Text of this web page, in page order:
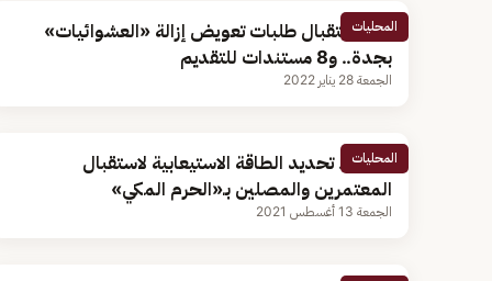
المحليات
بدء استقبال طلبات تعويض إزالة «العشوائيات»
بجدة.. و8 مستندات للتقديم
الجمعة 28 يناير 2022
المحليات
رسميًا.. تحديد الطاقة الاستيعابية لاستقبال
المعتمرين والمصلين بـ«الحرم المكي»
الجمعة 13 أغسطس 2021